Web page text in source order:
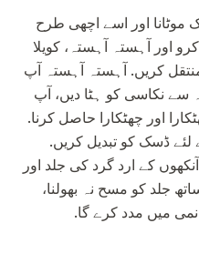
موٹانا اور اسے اچھی طرح
اور آہستہ آہستہ، کویلا
کریں. آہستہ آہستہ آپ
سے نکاسی کو ہٹا دیں، آپ
اور چھٹکارا حاصل کرنا.
ڈسک کو تبدیل کریں.
کے ارد گرد کی جلد اور
جلد کو مسح نہ بھولنا،
میں مدد کرے گا.